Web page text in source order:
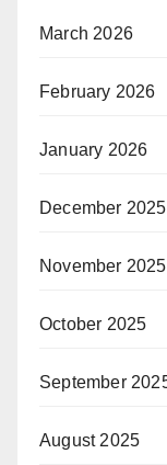
March 2026
February 2026
January 2026
December 2025
November 2025
October 2025
September
August 2025